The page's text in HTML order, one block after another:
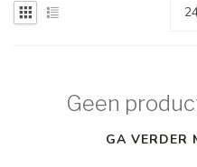
Geen
GA VERDER